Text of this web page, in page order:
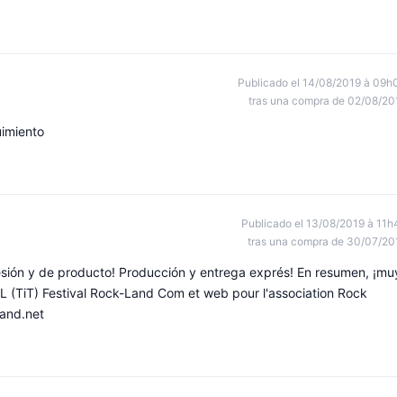
Publicado el 14/08/2019 à
tras una compra de 02/08/
Publicado el 13/08/2019 à
tras una compra de 30/07/
y de producto! Producción y entrega exprés! En resumen,
(TiT) Festival Rock-Land Com et web pour l'association Rock